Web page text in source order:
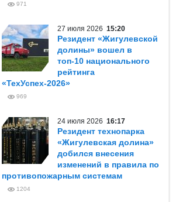
971
27 июля 2026 15:20
Резидент «Жигулевской
долины» вошел в
топ-10 национального
рейтинга
«ТехУспех-2026»
969
24 июля 2026 16:17
Резидент технопарка
«Жигулевская долина»
добился внесения
изменений в правила по
противопожарным системам
1204